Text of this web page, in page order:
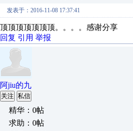
发表于：2016-11-08 17:37:41
顶顶顶顶顶顶顶。。。。感谢分享
回复 引用 举报
阿jiu的九
关注 私信
精华：0帖
求助：0帖